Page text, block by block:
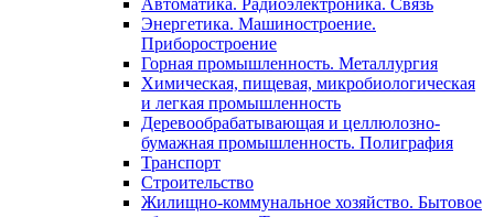
Автоматика. Радиоэлектроника. Связь
Энергетика. Машиностроение.
Приборостроение
Горная промышленность. Металлургия
Химическая, пищевая, микробиологическая
и легкая промышленность
Деревообрабатывающая и целлюлозно-
бумажная промышленность. Полиграфия
Транспорт
Строительство
Жилищно-коммунальное хозяйство. Бытовое